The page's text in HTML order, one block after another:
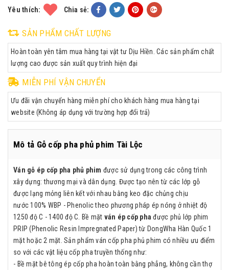
Yêu thích: Chia sẻ:
SẢN PHẨM CHẤT LƯỢNG
Hoàn toàn yên tâm mua hàng tại vật tư Dịu Hiền. Các sản phẩm chất
lượng cao được sản xuất quy trình hiện đại
MIỄN PHÍ VẬN CHUYỂN
Ưu đãi vận chuyển hàng miễn phí cho khách hàng mua hàng tại
website (Không áp dụng với trường hợp đổi trả)
Mô tả Gỗ cốp pha phủ phim Tài Lộc
Ván gỗ ép cốp pha phủ phim được sử dụng trong các công trình
xây dựng: thương mại và dân dụng. Được tạo nên từ các lớp gỗ
được lạng mỏng liên kết với nhau bằng keo đặc chủng chịu
nước 100% WBP - Phenolic theo phương pháp ép nóng ở nhiệt độ
1250 độ C - 1400 độ C. Bề mặt ván ép cốp pha được phủ lớp phim
PRIP (Phenolic Resin Impregnated Paper) từ DongWha Hàn Quốc 1
mặt hoặc 2 mặt. Sản phẩm ván cốp pha phủ phim có nhiều ưu điểm
so với các vật liệu cốp pha truyền thống như:
- Bề mặt bê tông ép cốp pha hoàn toàn bằng phẳng, không cần thợ